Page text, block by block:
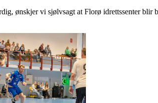
ønskjer vi sjølvsagt at Florø idrettssenter blir